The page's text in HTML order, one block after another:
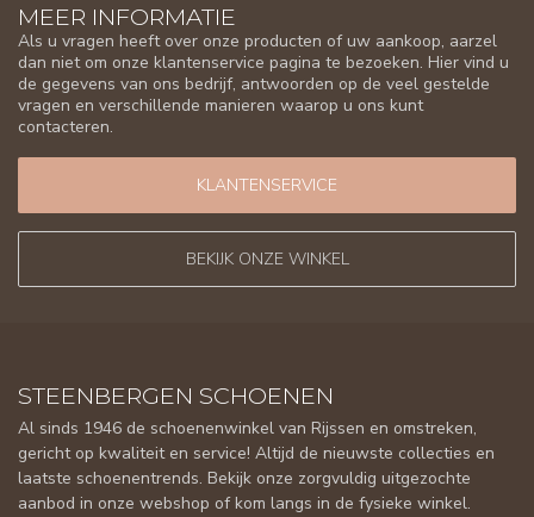
MEER INFORMATIE
Als u vragen heeft over onze producten of uw aankoop, aarzel
dan niet om onze klantenservice pagina te bezoeken. Hier vind u
de gegevens van ons bedrijf, antwoorden op de veel gestelde
vragen en verschillende manieren waarop u ons kunt
contacteren.
KLANTENSERVICE
BEKIJK ONZE WINKEL
STEENBERGEN SCHOENEN
Al sinds 1946 de schoenenwinkel van Rijssen en omstreken,
gericht op kwaliteit en service! Altijd de nieuwste collecties en
laatste schoenentrends. Bekijk onze zorgvuldig uitgezochte
aanbod in onze webshop of kom langs in de fysieke winkel.